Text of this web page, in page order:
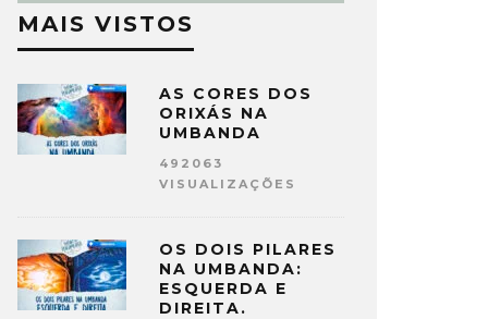
MAIS VISTOS
AS CORES DOS
ORIXÁS NA
UMBANDA
492063
VISUALIZAÇÕES
OS DOIS PILARES
NA UMBANDA:
ESQUERDA E
DIREITA.